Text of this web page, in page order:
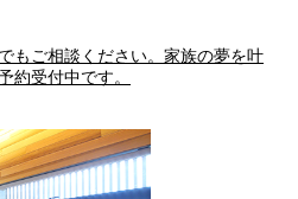
もご相談ください。家族の夢を叶
約受付中です。